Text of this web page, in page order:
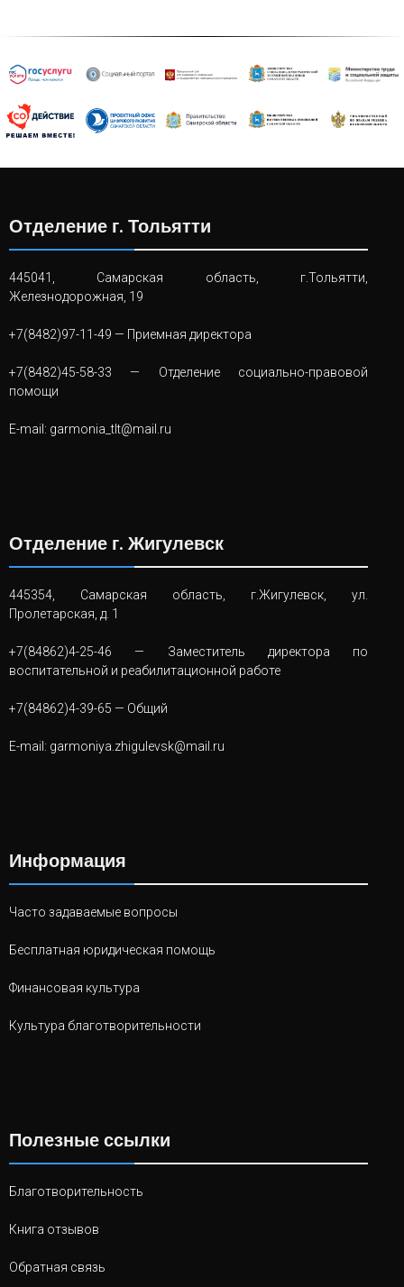
Отделение г. Тольятти
445041, Самарская область, г.Тольятти,
Железнодорожная, 19
+7(8482)97-11-49 — Приемная директора
+7(8482)45-58-33 — Отделение социально-правовой
помощи
E-mail: garmonia_tlt@mail.ru
Отделение г. Жигулевск
445354, Самарская область, г.Жигулевск, ул.
Пролетарская, д. 1
+7(84862)4-25-46 — Заместитель директора по
воспитательной и реабилитационной работе
+7(84862)4-39-65 — Общий
E-mail: garmoniya.zhigulevsk@mail.ru
Информация
Часто задаваемые вопросы
Бесплатная юридическая помощь
Финансовая культура
Культура благотворительности
Полезные ссылки
Благотворительность
Книга отзывов
Обратная связь